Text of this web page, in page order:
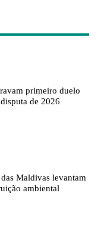
primeiro duelo
de 2026
Maldivas levantam
ambiental